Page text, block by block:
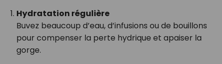
Hydratation régulière
Buvez beaucoup d’eau, d’infusions ou de bouillons
pour compenser la perte hydrique et apaiser la
gorge.